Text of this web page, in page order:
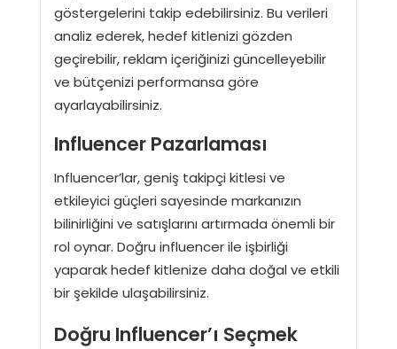
göstergelerini takip edebilirsiniz. Bu verileri
analiz ederek, hedef kitlenizi gözden
geçirebilir, reklam içeriğinizi güncelleyebilir
ve bütçenizi performansa göre
ayarlayabilirsiniz.
Influencer Pazarlaması
Influencer’lar, geniş takipçi kitlesi ve
etkileyici güçleri sayesinde markanızın
bilinirliğini ve satışlarını artırmada önemli bir
rol oynar. Doğru influencer ile işbirliği
yaparak hedef kitlenize daha doğal ve etkili
bir şekilde ulaşabilirsiniz.
Doğru Influencer’ı Seçmek